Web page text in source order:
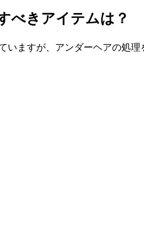
べきアイテムは？
ますが、アンダーヘアの処